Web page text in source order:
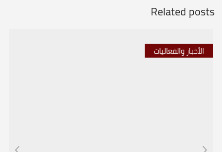
Related posts
الأخبار والفعاليات